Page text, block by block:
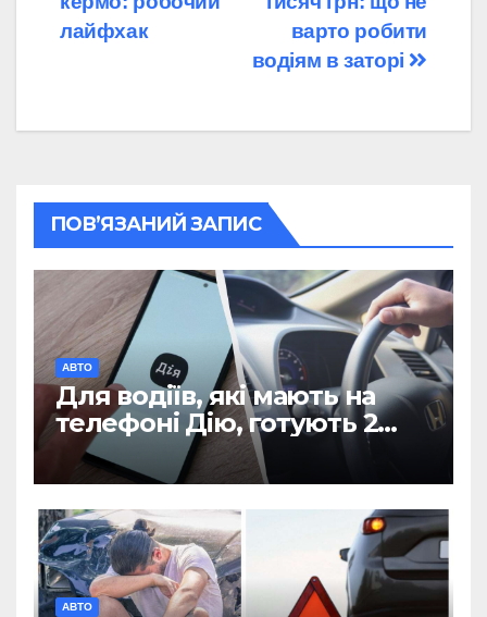
варто робити
водіям в заторі
лайфхак
ПОВ’ЯЗАНИЙ ЗАПИС
АВТО
Для водіїв, які мають на
телефоні Дію, готують 2
нововведення: що
запровадять у 2026 році
АВТО